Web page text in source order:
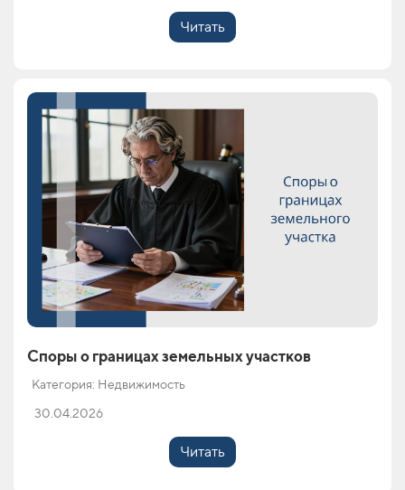
Читать
Споры о границах земельных участков
Категория: Недвижимость
30.04.2026
Читать